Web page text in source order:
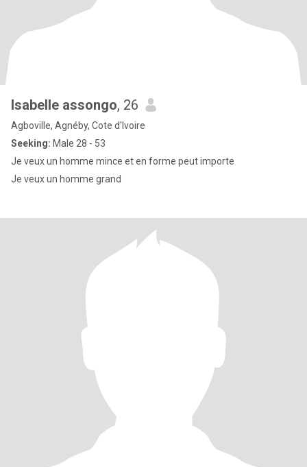
Isabelle assongo, 26
Agboville, Agnéby, Cote d'Ivoire
Seeking: Male 28 - 53
Je veux un homme mince et en forme peut importe
Je veux un homme grand